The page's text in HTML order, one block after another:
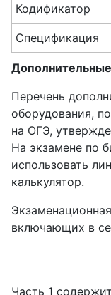
Кодификатор
Спецификация
Перечень
оборудования,
на ОГЭ,
На экзамене по
использовать
калькулятор.
включающих в
Часть 1